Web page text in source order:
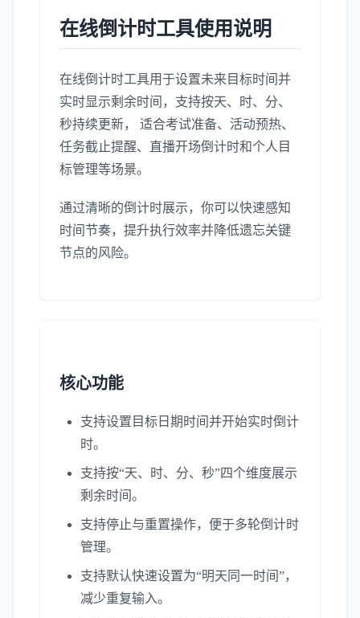
在线倒计时工具使用说明
在线倒计时工具用于设置未来目标时间并
实时显示剩余时间，支持按天、时、分、
秒持续更新， 适合考试准备、活动预热、
任务截止提醒、直播开场倒计时和个人目
标管理等场景。
通过清晰的倒计时展示，你可以快速感知
时间节奏，提升执行效率并降低遗忘关键
节点的风险。
核心功能
支持设置目标日期时间并开始实时倒计
时。
支持按“天、时、分、秒”四个维度展示
剩余时间。
支持停止与重置操作，便于多轮倒计时
管理。
支持默认快速设置为“明天同一时间”，
减少重复输入。